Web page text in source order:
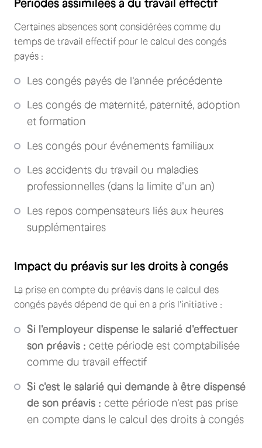
Périodes assimilées à du travail effectif
Certaines absences sont considérées comme du
temps de travail effectif pour le calcul des congés
payés :
Les congés payés de l'année précédente
Les congés de maternité, paternité, adoption
et formation
Les congés pour événements familiaux
Les accidents du travail ou maladies
professionnelles (dans la limite d'un an)
Les repos compensateurs liés aux heures
supplémentaires
Impact du préavis sur les droits à congés
La prise en compte du préavis dans le calcul des
congés payés dépend de qui en a pris l'initiative :
Si l'employeur dispense le salarié d'effectuer
son préavis : cette période est comptabilisée
comme du travail effectif
Si c'est le salarié qui demande à être dispensé
de son préavis : cette période n'est pas prise
en compte dans le calcul des droits à congés